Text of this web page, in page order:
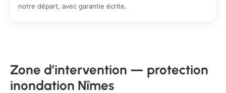
notre départ, avec garantie écrite.
Zone d’intervention — protection
inondation Nîmes